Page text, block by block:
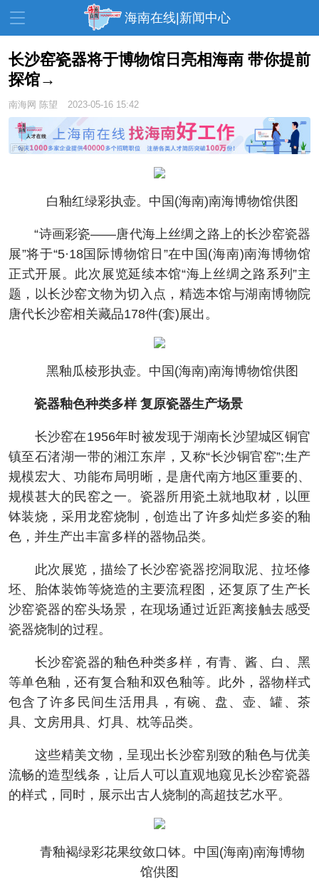
海南在线|新闻中心
资讯中心
文体 消费
教育 健康 房产
美食
演出 活动
展会 走读海南 周末去哪儿
人才在线 天涯企服
长沙窑瓷器将于博物馆日亮相海南 带你提前
探馆→
南海网 陈望 2023-05-16 15:42
白釉红绿彩执壶。中国(海南)南海博物馆供图
“诗画彩瓷——唐代海上丝绸之路上的长沙窑瓷器
展”将于“5·18国际博物馆日”在中国(海南)南海博物馆
正式开展。此次展览延续本馆“海上丝绸之路系列”主
题，以长沙窑文物为切入点，精选本馆与湖南博物院
唐代长沙窑相关藏品178件(套)展出。
黑釉瓜棱形执壶。中国(海南)南海博物馆供图
瓷器釉色种类多样 复原瓷器生产场景
长沙窑在1956年时被发现于湖南长沙望城区铜官
镇至石渚湖一带的湘江东岸，又称“长沙铜官窑”;生产
规模宏大、功能布局明晰，是唐代南方地区重要的、
规模甚大的民窑之一。瓷器所用瓷土就地取材，以匣
钵装烧，采用龙窑烧制，创造出了许多灿烂多姿的釉
色，并生产出丰富多样的器物品类。
此次展览，描绘了长沙窑瓷器挖洞取泥、拉坯修
坯、胎体装饰等烧造的主要流程图，还复原了生产长
沙窑瓷器的窑头场景，在现场通过近距离接触去感受
瓷器烧制的过程。
长沙窑瓷器的釉色种类多样，有青、酱、白、黑
等单色釉，还有复合釉和双色釉等。此外，器物样式
包含了许多民间生活用具，有碗、盘、壶、罐、茶
具、文房用具、灯具、枕等品类。
这些精美文物，呈现出长沙窑别致的釉色与优美
流畅的造型线条，让后人可以直观地窥见长沙窑瓷器
的样式，同时，展示出古人烧制的高超技艺水平。
青釉褐绿彩花果纹敛口钵。中国(海南)南海博物
馆供图